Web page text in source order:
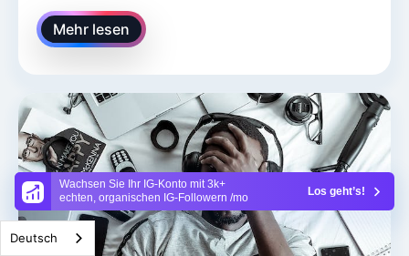
Wachsen Sie Ihr IG-Konto mit 3k+
echten, organischen IG-Followern /mo
Los geht’s!
Mehr lesen
Deutsch